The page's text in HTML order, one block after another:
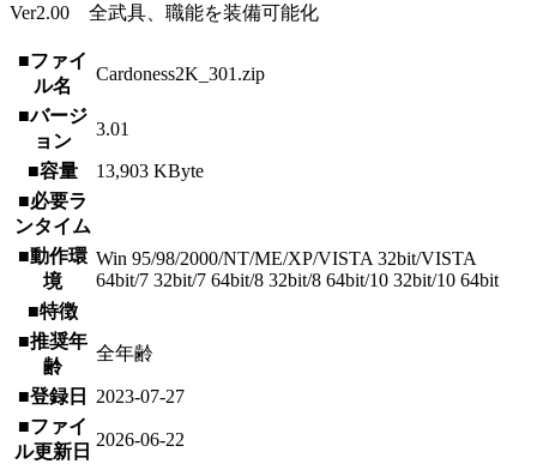
Ver2.00 全武具、職能を装備可能化
■ファイ
ル名
Cardoness2K_301.zip
■バージ
ョン
3.01
■容量
13,903 KByte
■必要ラ
ンタイム
■動作環
境
Win 95/98/2000/NT/ME/XP/VISTA 32bit/VISTA
64bit/7 32bit/7 64bit/8 32bit/8 64bit/10 32bit/10 64bit
■特徴
■推奨年
齢
全年齢
■登録日
2023-07-27
■ファイ
ル更新日
2026-06-22